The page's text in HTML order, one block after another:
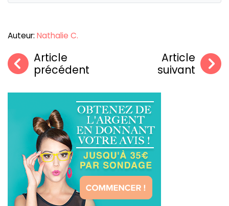
Auteur: Nathalie C.
Article
précédent
Article
suivant